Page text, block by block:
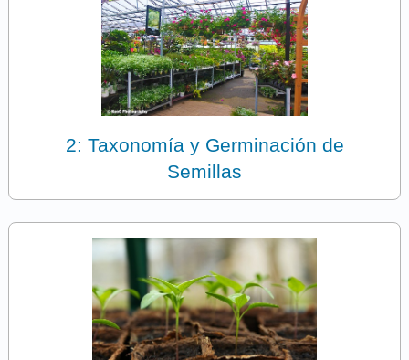
2: Taxonomía y Germinación de
Semillas